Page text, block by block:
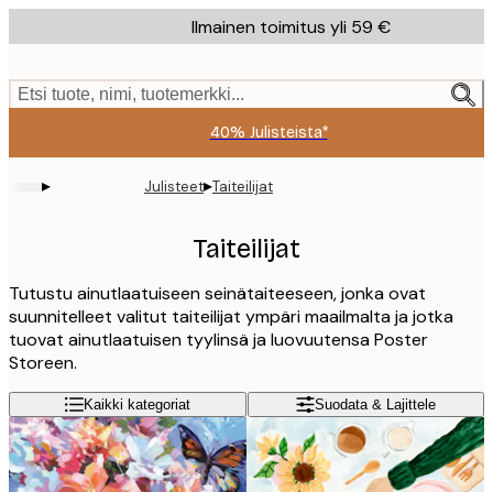
to
content.
Ilmainen toimitus yli 59 €
Etsi tuote, nimi, tuotemerkki...
40% Julisteista*
▸ Julisteet▸Taiteilijat
Taiteilijat
Tutustu ainutlaatuiseen seinätaiteeseen, jonka ovat
suunnitelleet valitut taiteilijat ympäri maailmalta ja jotka
tuovat ainutlaatuisen tyylinsä ja luovuutensa Poster
Storeen.
Kaikki kategoriat Suodata & Lajittele